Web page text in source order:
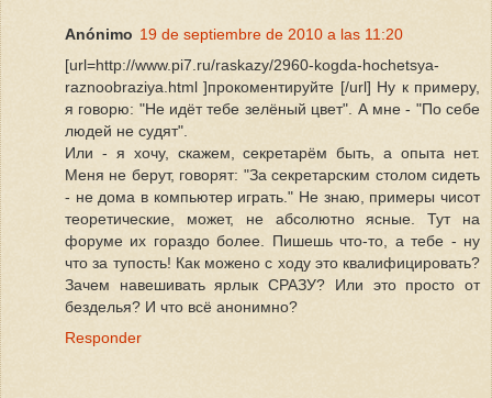
Anónimo 19 de septiembre de 2010 a las 11:20
[url=http://www.pi7.ru/raskazy/2960-kogda-hochetsya-
raznoobraziya.html ]прокоментируйте [/url] Ну к примеру,
я говорю: "Не идёт тебе зелёный цвет". А мне - "По себе
людей не судят".
Или - я хочу, скажем, секретарём быть, а опыта нет.
Меня не берут, говорят: "За секретарским столом сидеть
- не дома в компьютер играть." Не знаю, примеры чисот
теоретические, может, не абсолютно ясные. Тут на
форуме их гораздо более. Пишешь что-то, а тебе - ну
что за тупость! Как можено с ходу это квалифицировать?
Зачем навешивать ярлык СРАЗУ? Или это просто от
безделья? И что всё анонимно?
Responder